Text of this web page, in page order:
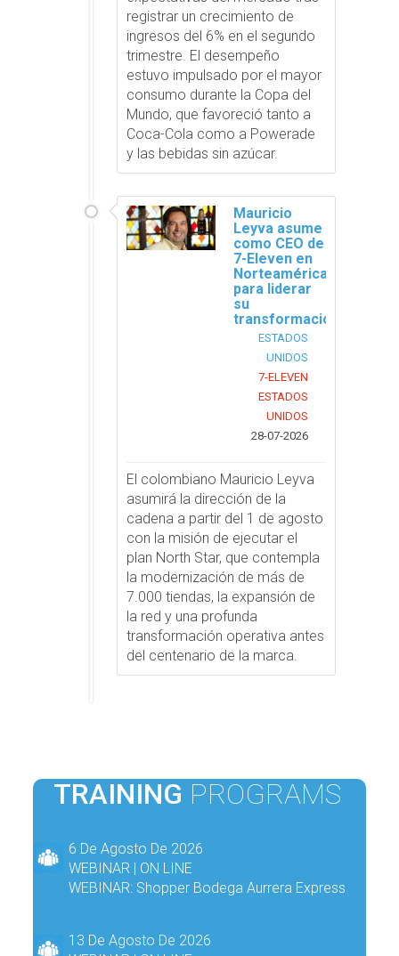
registrar un crecimiento de
ingresos del 6% en el segundo
trimestre. El desempeño
estuvo impulsado por el mayor
consumo durante la Copa del
Mundo, que favoreció tanto a
Coca-Cola como a Powerade
y las bebidas sin azúcar.
Mauricio
Leyva asume
como CEO de
7-Eleven en
Norteamérica
para liderar
su
transformación
ESTADOS
UNIDOS
7-ELEVEN
ESTADOS
UNIDOS
28-07-2026
El colombiano Mauricio Leyva
asumirá la dirección de la
cadena a partir del 1 de agosto
con la misión de ejecutar el
plan North Star, que contempla
la modernización de más de
7.000 tiendas, la expansión de
la red y una profunda
transformación operativa antes
del centenario de la marca.
TRAINING PROGRAMS
6 De Agosto De 2026
WEBINAR | ON LINE
WEBINAR: Shopper Bodega Aurrera Express
13 De Agosto De 2026